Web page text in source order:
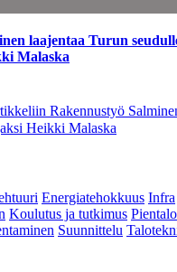
laajentaa Turun
Malaska
Rakennustyö
Heikki Malaska
Energiatehokkuus Infra
Koulutus ja tutkimus Pientalo
Suunnittelu